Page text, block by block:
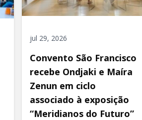
jul 29, 2026
Convento São Francisco
recebe Ondjaki e Maíra
Zenun em ciclo
associado à exposição
“Meridianos do Futuro”